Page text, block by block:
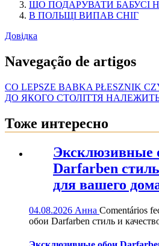
ЩО ПОДАРУВАТИ БАБУСІ
В ПОЛЬЩІ ВИПАВ СНІГ
Довідка
Navegação de artigos
CO LEPSZE BABKA PŁESZNIK
ДО ЯКОГО СТОЛІТТЯ НАЛЕЖИТЬ
Тоже интересно
Эксклюзивные
Darfarben
для вашего
04.08.2026 Анна Comentários
обои Darfarben стиль и